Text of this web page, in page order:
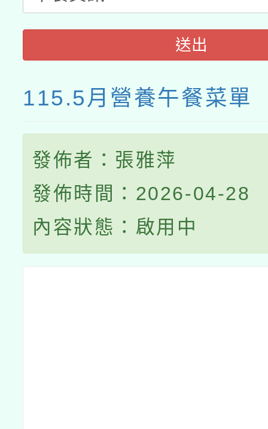
送出
115.5月營養午餐菜單
發佈者：張雅萍
發佈時間：2026-04-28
內容狀態：啟用中